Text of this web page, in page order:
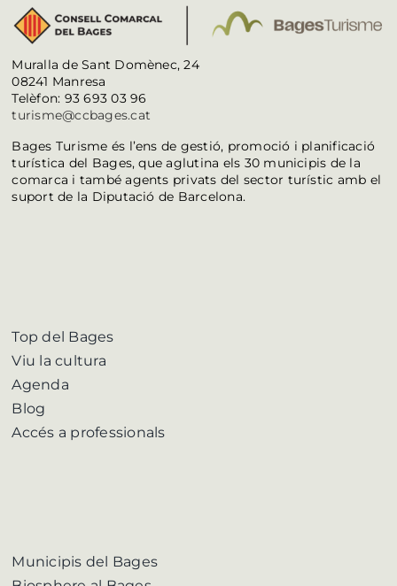
Muralla de Sant Domènec, 24
08241 Manresa
Telèfon: 93 693 03 96
turisme@ccbages.cat
Bages Turisme és l’ens de gestió, promoció i planificació
turística del Bages, que aglutina els 30 municipis de la
comarca i també agents privats del sector turístic amb el
suport de la Diputació de Barcelona.
Top del Bages
Viu la cultura
Agenda
Blog
Accés a professionals
Municipis del Bages